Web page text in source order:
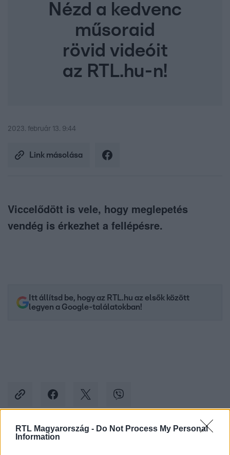
RTL Magyarország - Do Not Process My Personal
Information
Nézd a kedvenc
műsoraid
rövid videóit
az RTL.hu-n!
2023. február 13. 9:44
Link másolása
Viccelődött is vele, hogy meglepetés
vendég is érkezhet a fellépésre.
Itt állítsd be, hogy az RTL.hu az elsők között
legyen a Google-találatokban!
Kövess minket, és értesülj a friss hírekről a